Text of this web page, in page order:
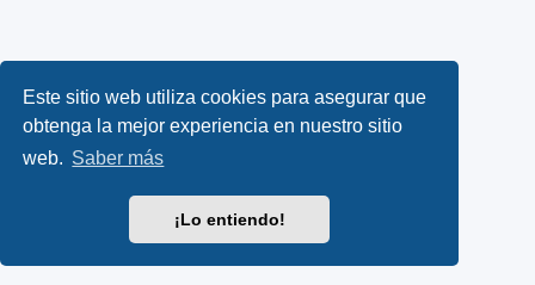
Este sitio web utiliza cookies para asegurar que
obtenga la mejor experiencia en nuestro sitio
web. Saber más
¡Lo entiendo!